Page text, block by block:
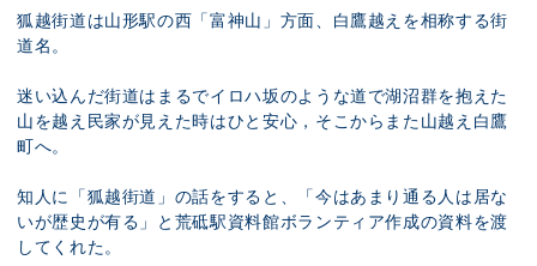
狐越街道は山形駅の西「富神山」方面、白鷹越えを相称する街
道名。
迷い込んだ街道はまるでイロハ坂のような道で湖沼群を抱えた
山を越え民家が見えた時はひと安心，そこからまた山越え白鷹
町へ。
知人に「狐越街道」の話をすると、「今はあまり通る人は居な
いが歴史が有る」と荒砥駅資料館ボランティア作成の資料を渡
してくれた。